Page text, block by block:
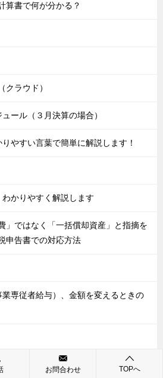
算書で何が分かる？
クラウド）
ール（３月決算の場合）
やすい言葉で簡単に解説します！
かりやすく解説します
」ではなく「一括償却資産」と指摘を
申告書での対応方法
専従者給与）、金額を変えるときの
確認するときの便利な機能とは？
お問合わせ TOPへ